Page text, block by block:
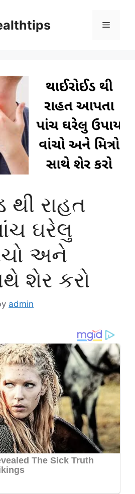
Menu
થી રાહત
ઘરેલુ
અને
શેર કરો
admin